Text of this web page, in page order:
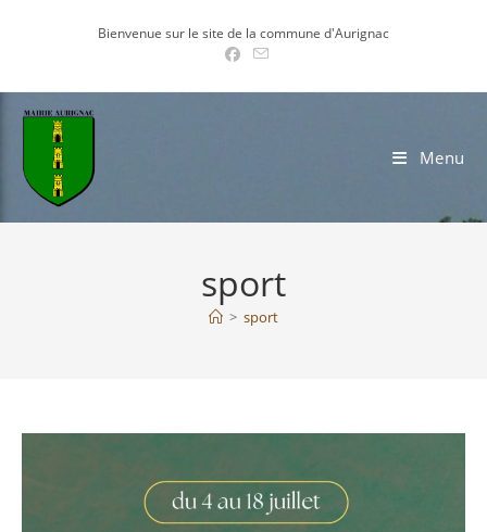
Bienvenue sur le site de la commune d'Aurignac
Menu
sport
> sport